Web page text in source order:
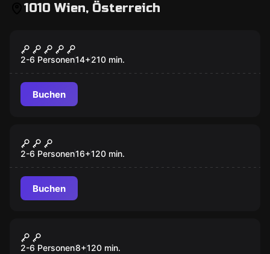
1010 Wien, Österreich
Verraten, vermisst, [vergessen]
2-6 Personen14+210 min.
Buchen
Mord unter Hypnose
2-6 Personen16+120 min.
Buchen
Magische Verfolgung
2-6 Personen8+120 min.